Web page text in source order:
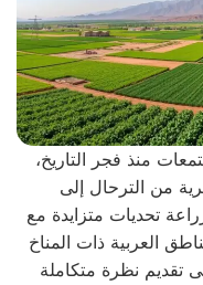
منذ فجر التاريخ،
من الترحال إلى
تحديات متزايدة مع
العربية ذات المناخ
تقديم نظرة متكاملة